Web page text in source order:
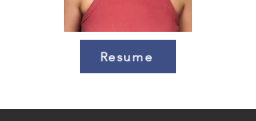
Resume